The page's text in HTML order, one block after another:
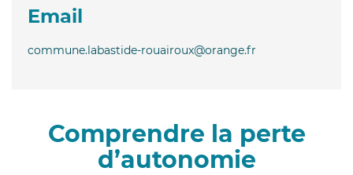
Email
commune.labastide-rouairoux@orange.fr
Comprendre la perte
d’autonomie